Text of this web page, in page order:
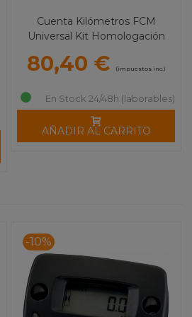
Cuenta Kilómetros FCM
Universal Kit Homologación
80,40 € (impuestos inc.)
En Stock 24/48h (laborables)
AÑADIR AL CARRITO
-10%